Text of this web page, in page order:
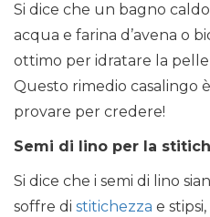
Si dice che un bagno
acqua e farina d’avena o
ottimo per idratare la
Questo rimedio casalingo
provare per credere!
Semi di lino per la
Si dice che i semi di lino
soffre di stitichezza e